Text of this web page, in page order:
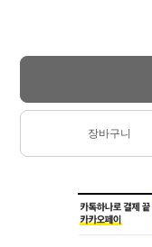
장바구니